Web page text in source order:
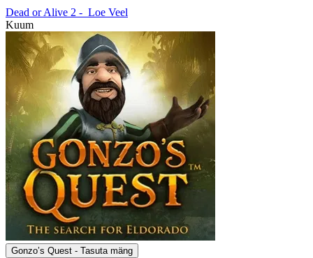
Dead or Alive 2 - Loe Veel
Kuum
Gonzo’s Quest - Tasuta mäng